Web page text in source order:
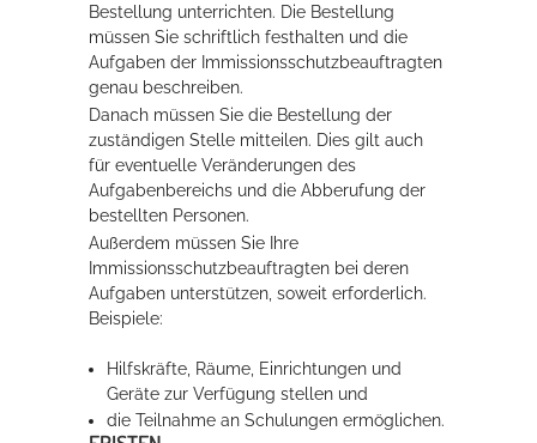
Bestellung unterrichten. Die Bestellung
müssen Sie schriftlich festhalten und die
Aufgaben der Immissionsschutzbeauftragten
genau beschreiben.
Danach müssen Sie die Bestellung der
zuständigen Stelle mitteilen. Dies gilt auch
für eventuelle Veränderungen des
Aufgabenbereichs und die Abberufung der
bestellten Personen.
Außerdem müssen Sie Ihre
Immissionsschutzbeauftragten bei deren
Aufgaben unterstützen, soweit erforderlich.
Beispiele:
Hilfskräfte, Räume, Einrichtungen und
Geräte zur Verfügung stellen und
die Teilnahme an Schulungen ermöglichen.